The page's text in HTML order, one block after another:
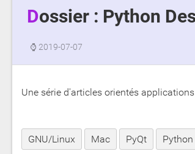
Dossier : Python
⌚ 2019-07-07
Une série d'articles orientés
GNU/Linux Mac PyQt Python